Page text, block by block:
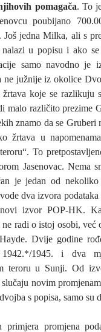
pomagača. To
poubijano
Još jedna Milka, ali s
u popisu i ako
samo navodno je
ne južnije iz okolice
koje se razlikuju
malo različito prezime
znamo da se
žrtava u
To
Jasenovac. Nema
je jedan od nekoliko
dva izvora
izvor POP-HK.
radi o istoj osobi, već
Dvije godine
1945. i dva
teroru u Sunji. Od
novim
s popisa, samo su
primjera promjena